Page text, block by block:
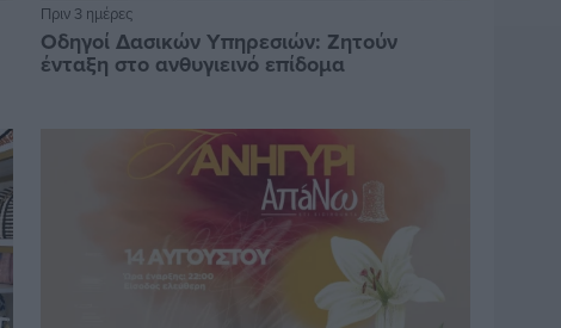
Πριν 3 ημέρες
Οδηγοί Δασικών Υπηρεσιών: Ζητούν
ένταξη στο ανθυγιεινό επίδομα